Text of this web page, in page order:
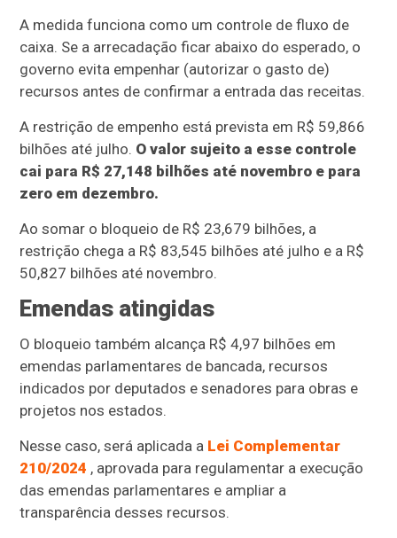
A medida funciona como um controle de fluxo de
caixa. Se a arrecadação ficar abaixo do esperado, o
governo evita empenhar (autorizar o gasto de)
recursos antes de confirmar a entrada das receitas.
A restrição de empenho está prevista em R$ 59,866
bilhões até julho. O valor sujeito a esse controle
cai para R$ 27,148 bilhões até novembro e para
zero em dezembro.
Ao somar o bloqueio de R$ 23,679 bilhões, a
restrição chega a R$ 83,545 bilhões até julho e a R$
50,827 bilhões até novembro.
Emendas atingidas
O bloqueio também alcança R$ 4,97 bilhões em
emendas parlamentares de bancada, recursos
indicados por deputados e senadores para obras e
projetos nos estados.
Nesse caso, será aplicada a Lei Complementar
210/2024 , aprovada para regulamentar a execução
das emendas parlamentares e ampliar a
transparência desses recursos.